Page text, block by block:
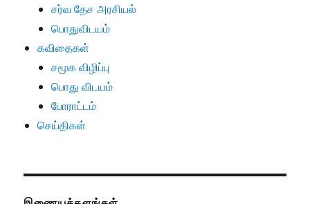
சர்வ தேச அரசியல்
பொதுவிடயம்
கவிதைகள்
சமூக விழிப்பு
பொது விடயம்
போராட்டம்
செய்திகள்